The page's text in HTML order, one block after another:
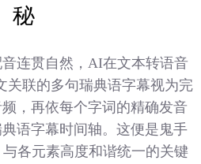
秘
连贯自然，AI在文本转语音
关联的多句瑞典语字幕视为完
，再依每个字词的精确发音
语字幕时间轴。这便是鬼手
各元素高度和谐统一的关键